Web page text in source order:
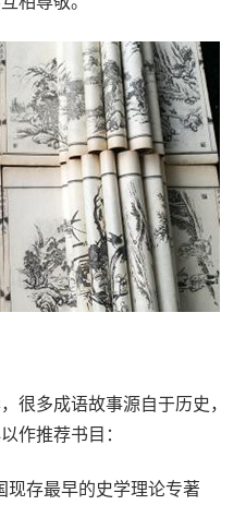
很多成语故事源自于历史，
作推荐书目：
现存最早的史学理论专著